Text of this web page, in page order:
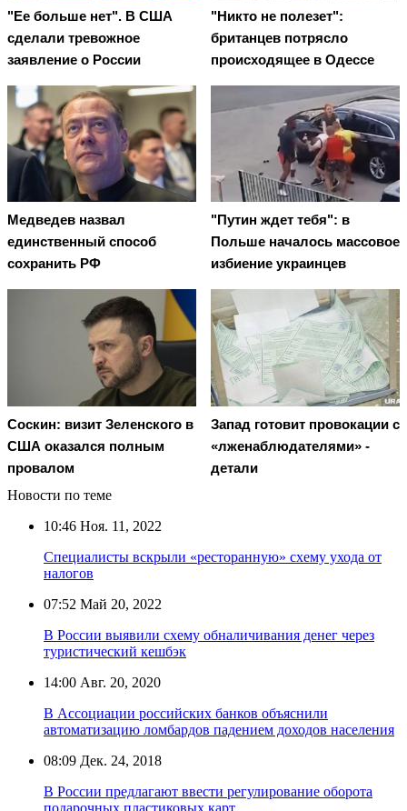
"Ее больше нет". В США
сделали тревожное
заявление о России
"Никто не полезет":
британцев потрясло
происходящее в Одессе
Медведев назвал
единственный способ
сохранить РФ
"Путин ждет тебя": в
Польше началось массовое
избиение украинцев
Соскин: визит Зеленского в
США оказался полным
провалом
Запад готовит провокации с
«лженаблюдателями» -
детали
Новости по теме
10:46 Ноя. 11, 2022
Специалисты вскрыли «ресторанную» схему ухода от
налогов
07:52 Май 20, 2022
В России выявили схему обналичивания денег через
туристический кешбэк
14:00 Авг. 20, 2020
В Ассоциации российских банков объяснили
автоматизацию ломбардов падением доходов населения
08:09 Дек. 24, 2018
В России предлагают ввести регулирование оборота
подарочных пластиковых карт